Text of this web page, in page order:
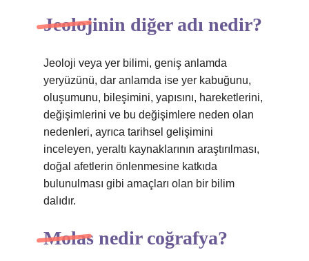
Jeolojinin diğer adı nedir?
Jeoloji veya yer bilimi, geniş anlamda
yeryüzünü, dar anlamda ise yer kabuğunu,
oluşumunu, bileşimini, yapısını, hareketlerini,
değişimlerini ve bu değişimlere neden olan
nedenleri, ayrıca tarihsel gelişimini
inceleyen, yeraltı kaynaklarının araştırılması,
doğal afetlerin önlenmesine katkıda
bulunulması gibi amaçları olan bir bilim
dalıdır.
Molas nedir coğrafya?